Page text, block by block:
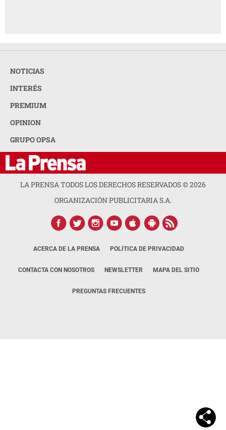
NOTICIAS
INTERÉS
PREMIUM
OPINION
GRUPO OPSA
LA PRENSA TODOS LOS DERECHOS RESERVADOS ©2026
ORGANIZACIÓN PUBLICITARIA S.A.
ACERCA DE LA PRENSA POLÍTICA DE PRIVACIDAD
CONTACTA CON NOSOTROS NEWSLETTER MAPA DEL SITIO
PREGUNTAS FRECUENTES